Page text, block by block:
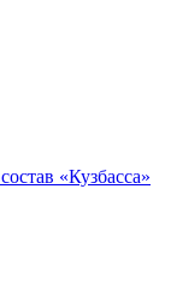
«Кузбасса»